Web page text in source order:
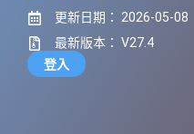
更新日期： 2026-05-08
最新版本： V27.4
登入